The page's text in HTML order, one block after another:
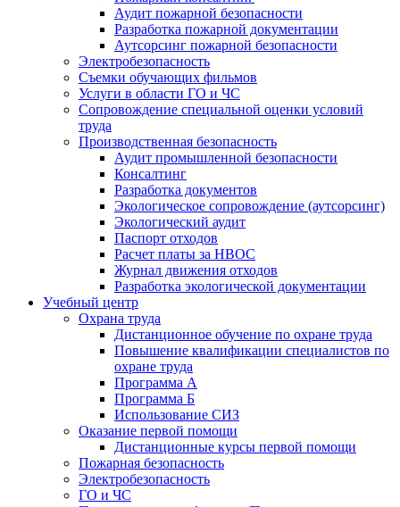
Аудит пожарной безопасности
Разработка пожарной документации
Аутсорсинг пожарной безопасности
Электробезопасность
Съемки обучающих фильмов
Услуги в области ГО и ЧС
Сопровождение специальной оценки условий
труда
Производственная безопасность
Аудит промышленной безопасности
Консалтинг
Разработка документов
Экологическое сопровождение (аутсорсинг)
Экологический аудит
Паспорт отходов
Расчет платы за НВОС
Журнал движения отходов
Разработка экологической документации
Учебный центр
Охрана труда
Дистанционное обучение по охране труда
Повышение квалификации специалистов по
охране труда
Программа А
Программа Б
Использование СИЗ
Оказание первой помощи
Дистанционные курсы первой помощи
Пожарная безопасность
Электробезопасность
ГО и ЧС